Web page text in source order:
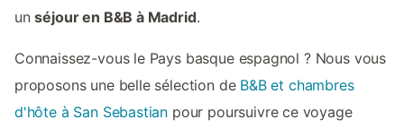
unséjour en B&B à Madrid.
Connaissez-vous le Pays basque espagnol ? Nous vous
proposons une belle sélection de B&B et chambres
d'hôte à San Sebastian pour poursuivre ce voyage